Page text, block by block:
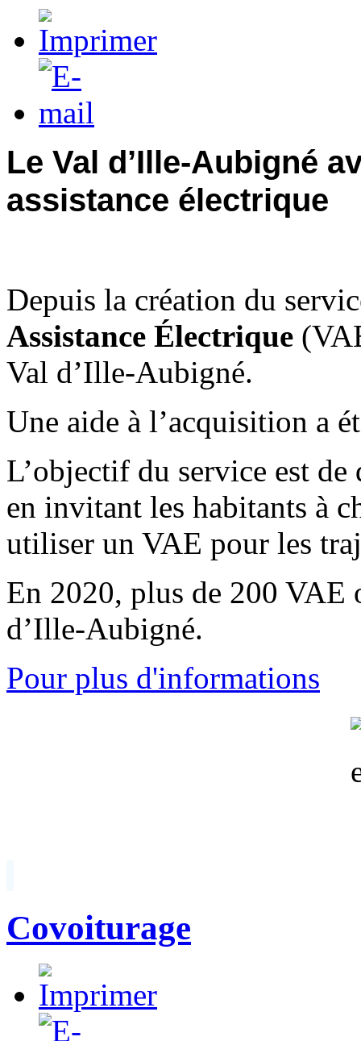
Le Val d’Ille-Aubigné
assistance électrique
Depuis la création du
Assistance Électrique
Val d’Ille-Aubigné.
Une aide à l’acquisition a
L’objectif du service est
en invitant les habitants à
utiliser un VAE pour les
En 2020, plus de 200 VAE
d’Ille-Aubigné.
Pour plus d'informations
Covoiturage